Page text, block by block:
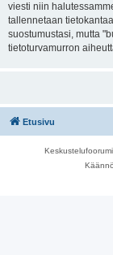
viesti niin
tallennetaan
suostumustasi, mutta
tietoturvamurron
Etusivu